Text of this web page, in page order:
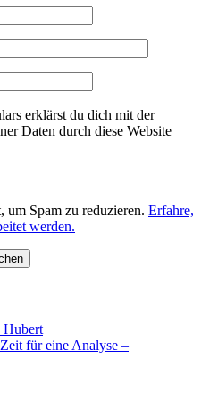
erklärst du dich mit der
Daten durch diese Website
um Spam zu reduzieren. Erfahre,
werden.
Hubert
für eine Analyse –